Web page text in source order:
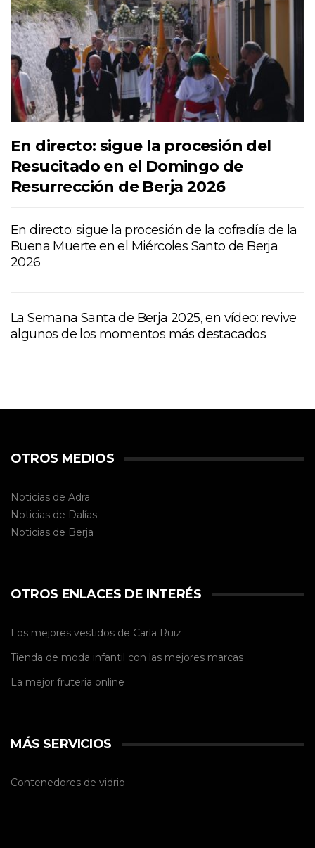
En directo: sigue la procesión del
Resucitado en el Domingo de
Resurrección de Berja 2026
En directo: sigue la procesión de la cofradía de la
Buena Muerte en el Miércoles Santo de Berja
2026
La Semana Santa de Berja 2025, en vídeo: revive
algunos de los momentos más destacados
OTROS MEDIOS
Noticias de Adra
Noticias de Dalías
Noticias de Berja
OTROS ENLACES DE INTERÉS
Los mejores vestidos de Carla Ruiz
Tienda de moda infantil con las mejores marcas
La mejor fruteria online
MÁS SERVICIOS
Contenedores de vidrio